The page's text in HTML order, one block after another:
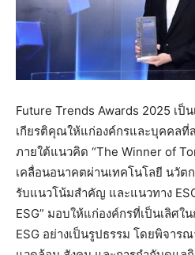
Future Trends Awards 2025 เป็
เกียรติคุณให้แก่องค์กรและบุคคลที่
ภายใต้แนวคิด “The Winner of
เคลื่อนอนาคตผ่านเทคโนโลยี นวัต
รับแนวโน้มสำคัญ และแนวทาง
ESG” มอบให้แก่องค์กรที่เป็นเลิศใ
ESG อย่างเป็นรูปธรรม โดยพิจาร